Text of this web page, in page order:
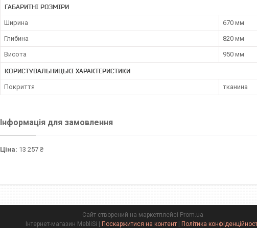
ГАБАРИТНІ РОЗМІРИ
Ширина 670 мм
Глибина 820 мм
Висота 950 мм
КОРИСТУВАЛЬНИЦЬКІ ХАРАКТЕРИСТИКИ
Покриття тканина
Інформація для замовлення
Ціна: 13 257 ₴
Сайт створений на маркетплейсі Prom.ua
Поскаржитися на контент Політика